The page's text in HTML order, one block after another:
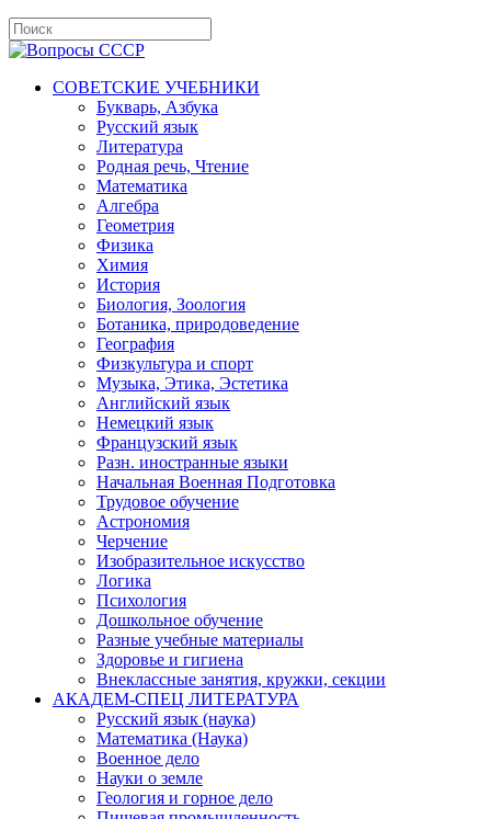
СОВЕТСКИЕ УЧЕБНИКИ
Букварь, Азбука
Русский язык
Литература
Родная речь, Чтение
Математика
Алгебра
Геометрия
Физика
Химия
История
Биология, Зоология
Ботаника, природоведение
География
Физкультура и спорт
Музыка, Этика, Эстетика
Английский язык
Немецкий язык
Французский язык
Разн. иностранные языки
Начальная Военная Подготовка
Трудовое обучение
Астрономия
Черчение
Изобразительное искусство
Логика
Психология
Дошкольное обучение
Разные учебные материалы
Здоровье и гигиена
Внеклассные занятия, кружки, секции
АКАДЕМ-СПЕЦ ЛИТЕРАТУРА
Русский язык (наука)
Математика (Наука)
Военное дело
Науки о земле
Геология и горное дело